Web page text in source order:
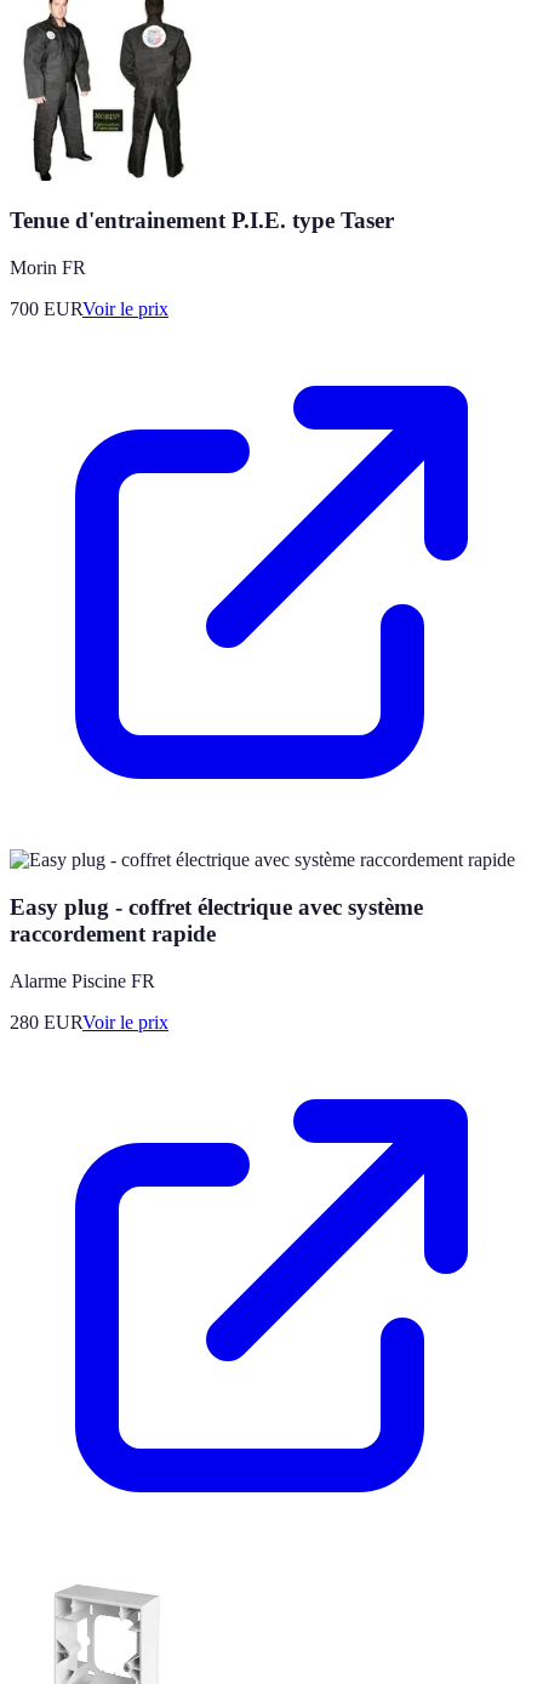
Tenue d'entrainement P.I.E. type Taser
Morin FR
700 EURVoir le prix
Easy plug - coffret électrique avec système
raccordement rapide
Alarme Piscine FR
280 EURVoir le prix